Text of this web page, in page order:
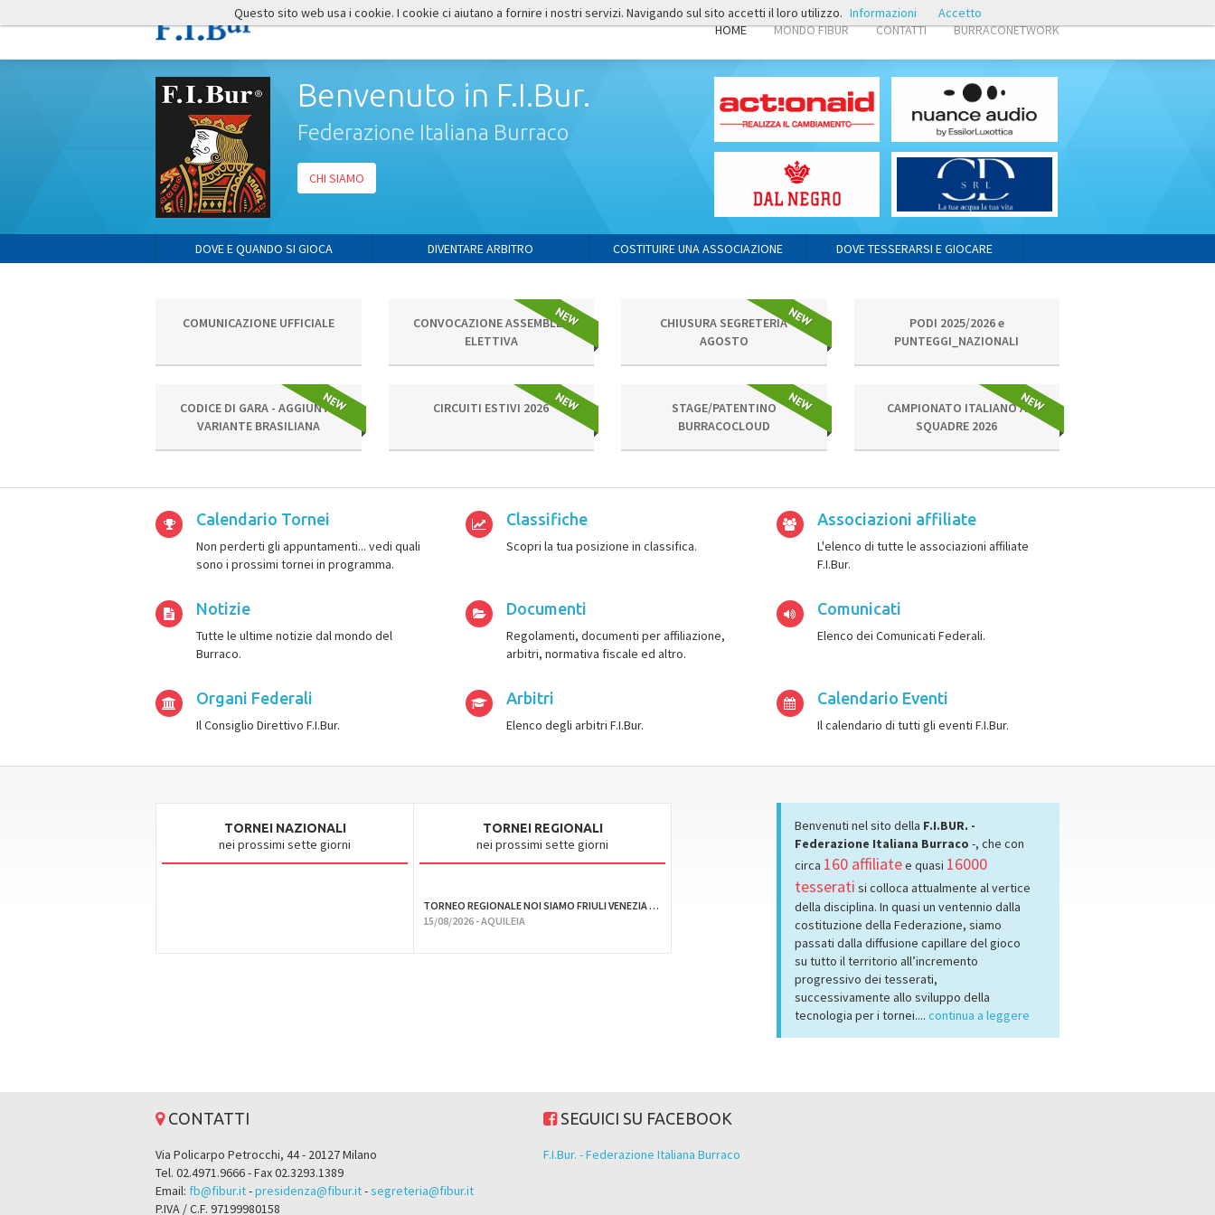
HOME MONDO FIBUR CONTATTI BURRACONETWORK
Benvenuto in F.I.Bur.
Federazione Italiana Burraco
CHI SIAMO
DOVE E QUANDO SI GIOCA DIVENTARE ARBITRO COSTITUIRE UNA ASSOCIAZIONE DOVE TESSERARSI E GIOCARE
COMUNICAZIONE UFFICIALE
CONVOCAZIONE ASSEMBLEA
ELETTIVA
CHIUSURA SEGRETERIA
AGOSTO
PODI 2025/2026 e
PUNTEGGI_NAZIONALI
CODICE DI GARA - AGGIUNTA
VARIANTE BRASILIANA
CIRCUITI ESTIVI 2026
STAGE/PATENTINO
BURRACOCLOUD
CAMPIONATO ITALIANO A
SQUADRE 2026
Calendario Tornei
Non perderti gli appuntamenti... vedi quali
sono i prossimi tornei in programma.
Classifiche
Scopri la tua posizione in classifica.
Associazioni affiliate
L'elenco di tutte le associazioni affiliate
F.I.Bur.
Notizie
Tutte le ultime notizie dal mondo del
Burraco.
Documenti
Regolamenti, documenti per affiliazione,
arbitri, normativa fiscale ed altro.
Comunicati
Elenco dei Comunicati Federali.
Organi Federali
Il Consiglio Direttivo F.I.Bur.
Arbitri
Elenco degli arbitri F.I.Bur.
Calendario Eventi
Il calendario di tutti gli eventi F.I.Bur.
TORNEI NAZIONALI
nei prossimi sette giorni
TORNEI REGIONALI
nei prossimi sette giorni
TORNEO REGIONALE NOI SIAMO FRIULI VENEZIA GIULIA
15/08/2026 - AQUILEIA
Benvenuti nel sito della F.I.BUR. -
Federazione Italiana Burraco -, che con
circa 160 affiliatee quasi 16000
tesserati si colloca attualmente al vertice
della disciplina. In quasi un ventennio dalla
costituzione della Federazione, siamo
passati dalla diffusione capillare del gioco
su tutto il territorio all’incremento
progressivo dei tesserati,
successivamente allo sviluppo della
tecnologia per i tornei.... continua a leggere
CONTATTI
Via Policarpo Petrocchi, 44 - 20127 Milano
Tel. 02.4971.9666 - Fax 02.3293.1389
Email: fb@fibur.it-presidenza@fibur.it-segreteria@fibur.it
P.IVA / C.F. 97199980158
SEGUICI SU FACEBOOK
F.I.Bur. - Federazione Italiana Burraco
Questo sito web usa i cookie. I cookie ci aiutano a fornire i nostri servizi. Navigando sul sito accetti il loro utilizzo. Informazioni Accetto